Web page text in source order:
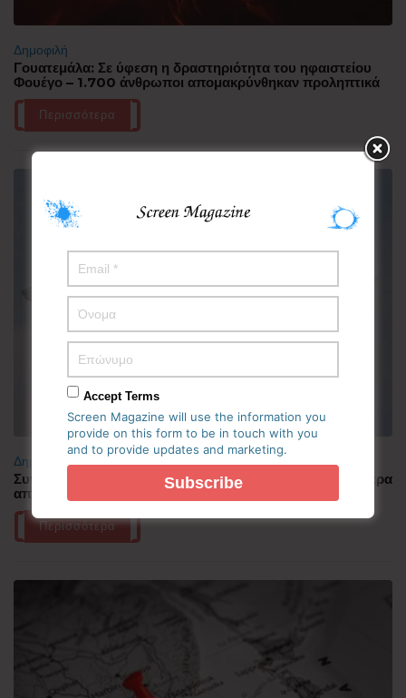
Δημοφιλή
Γουατεμάλα: Σε ύφεση η δραστηριότητα του ηφαιστείου
Φουέγο – 1.700 άνθρωποι απομακρύνθηκαν προληπτικά
Περισσότερα
Δημοφιλή
Συνελήφθη πιλότος αεροπορικής εταιρείας με περισσότερα
από 70.000 χάπια ecstasy στην Ινδονησία
Περισσότερα
Accept Terms
Screen Magazine will use the information you
provide on this form to be in touch with you
and to provide updates and marketing.